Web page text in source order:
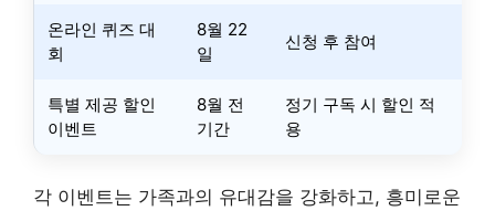
온라인 퀴즈 대
회
8월 22
일
신청 후 참여
특별 제공 할인
이벤트
8월 전
기간
정기 구독 시 할인 적
용
각 이벤트는 가족과의 유대감을 강화하고, 흥미로운